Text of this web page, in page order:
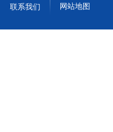
联系我们 网站地图